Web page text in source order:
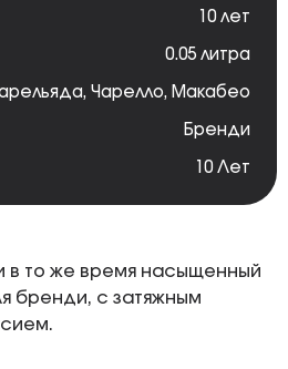
10 лет
0.05 литра
, Чарелло, Макабео
Бренди
10 Лет
в то же время насыщенный
бренди, с затяжным